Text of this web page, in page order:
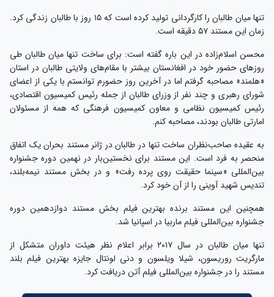
تنها میان طالبان را کارگردانی تولید کرده است که ۱۵ روز با طالبان زندگی کرد.
زمان این مستند ۵۷ دقیقه است.
محسن اسلام‌زاده در این باره گفته است: برای ساخت تنها میان طالبان طی
روزهای حضور خود در افغانستان بیشتر با مقام‌های ولایتی طالبان در استان
«هلمند» مصاحبه گرفتم اما در آخرین روز حضورم توانستم با یکی از اعضای
شورای رهبری و چند نفر از وزرای طالبان از جمله رئیس کمیسیون اقتصادی،
رئیس کمیسیون نظامی و معاون کمیسیون فرهنگی که همه از مسئولان
امارتی طالبان بودند، مصاحبه کنم.
به عقیده صاحب‌نظران ساخت تنها در طالبان در ژانر مستند بحران یک اتفاق
منحصر به فرد است. این مستند برای نخستین‌بار در نهمین دوره جشنواره
بین‌المللی «سینما حقیقت روی پرده رفت» و در بخش مستند نیمه‌بلند،
تندیس شهید آوینی را از آن خود کرد.
همچنین این مستند برنده بهترین فیلم بخش مستند دوازدهمین دوره
جشنواره بین‌المللی فیلم ماربیا در اسپانیا شد.
تنها میان طالبان در سال ۲۰۱۷ برابر اعلام نظر هیئت داوران متشکل از
مارگریت روریسون، شیلا ویلسون و دنی لونتال جایزه بهترین فیلم بلند
مستند را در جشنواره بین‌المللی فیلم آتن دریافت کرد.